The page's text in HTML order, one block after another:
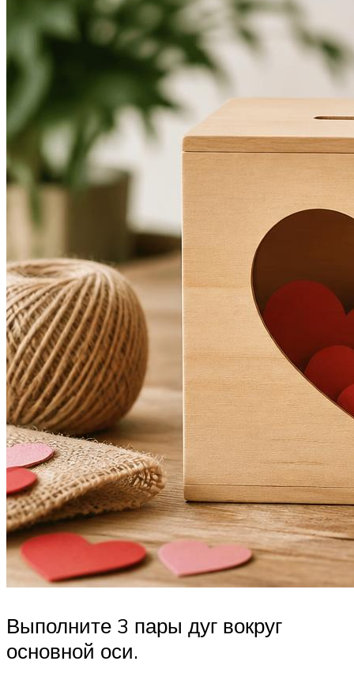
Выполните 3 пары дуг вокруг
основной оси.